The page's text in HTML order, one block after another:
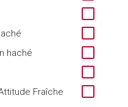
haché
Fraîche